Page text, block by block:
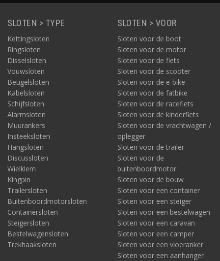
SLOTEN > TYPE
Kettingsloten
Ringsloten
Disselsloten
Vouwsloten
Beugelsloten
Kabelsloten
Schijfsloten
Alarmsloten
Muurankers
Insteeksloten
Hangsloten
Discussloten
Wielklem
Kingpin
Trailersloten
Buitenboordmotorsloten
Containersloten
Steigersloten
Bestelwagensloten
Trekhaaksloten
SLOTEN > VOOR
Sloten voor de boot
Sloten voor de motor
Sloten voor de fiets
Sloten voor de scooter
Sloten voor de e-bike
Sloten voor de fatbike
Sloten voor de racefiets
Sloten voor de kinderfiets
Sloten voor de vrachtwagen /
oplegger
Sloten voor de trailer
Sloten voor de
buitenboordmotor
Sloten voor de bouw
Sloten voor een container
Sloten voor een steiger
Sloten voor een bestelwagen
Sloten voor een caravan
Sloten voor een camper
Sloten voor een vloeranker
Sloten voor een aanhanger